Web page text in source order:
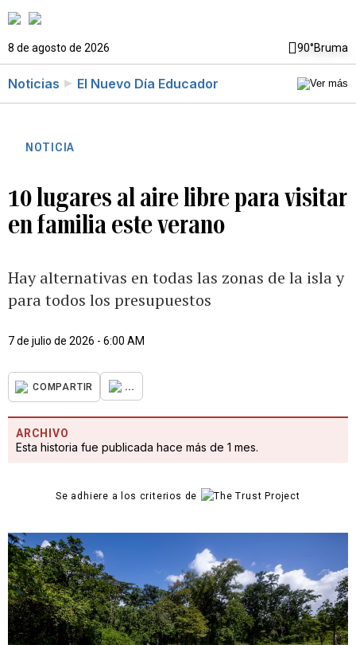
8 de agosto de 2026 90°Bruma
Noticias El Nuevo Día Educador
NOTICIA
10 lugares al aire libre para visitar
en familia este verano
Hay alternativas en todas las zonas de la isla y
para todos los presupuestos
7 de julio de 2026 - 6:00 AM
COMPARTIR ...
ARCHIVO
Esta historia fue publicada hace más de 1 mes.
Se adhiere a los criterios de